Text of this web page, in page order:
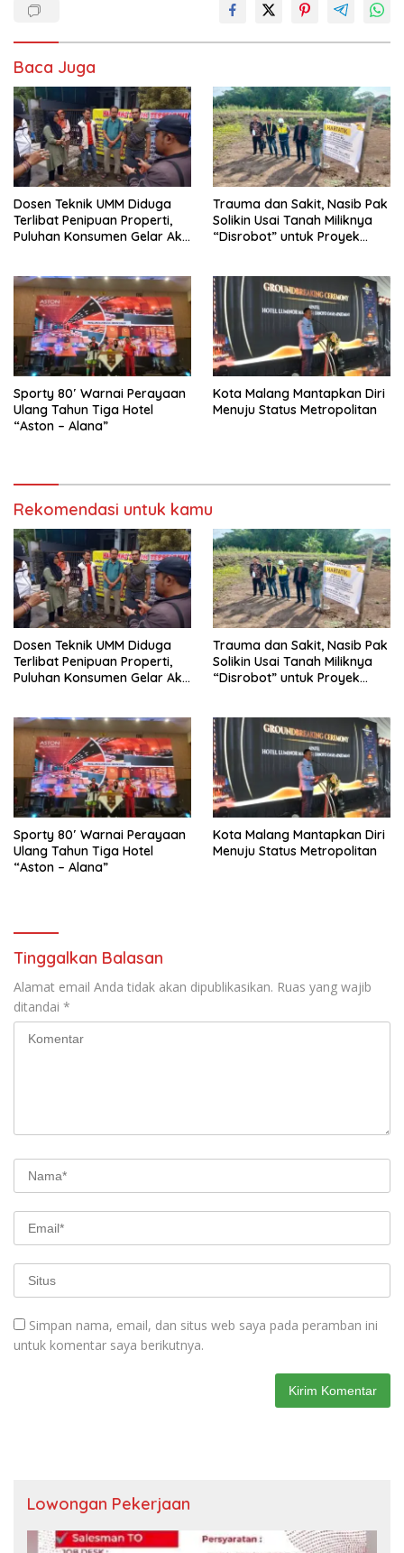
Baca Juga
Dosen Teknik UMM Diduga
Terlibat Penipuan Properti,
Puluhan Konsumen Gelar Aksi
Trauma dan Sakit, Nasib Pak
Solikin Usai Tanah Miliknya
“Disrobot” untuk Proyek
Sporty 80′ Warnai Perayaan
Ulang Tahun Tiga Hotel
“Aston – Alana”
Kota Malang Mantapkan Diri
Menuju Status Metropolitan
Rekomendasi untuk kamu
Dosen Teknik UMM Diduga
Terlibat Penipuan Properti,
Puluhan Konsumen Gelar Aksi
Trauma dan Sakit, Nasib Pak
Solikin Usai Tanah Miliknya
“Disrobot” untuk Proyek
Sporty 80′ Warnai Perayaan
Ulang Tahun Tiga Hotel
“Aston – Alana”
Kota Malang Mantapkan Diri
Menuju Status Metropolitan
Tinggalkan Balasan
Alamat email Anda tidak akan dipublikasikan. Ruas yang wajib
ditandai *
Simpan nama, email, dan situs web saya pada peramban ini
untuk komentar saya berikutnya.
Lowongan Pekerjaan